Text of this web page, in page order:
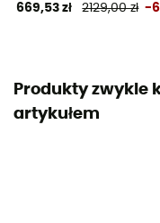
669,53 zł 2129,00 zł -
Produkty zwykle
artykułem